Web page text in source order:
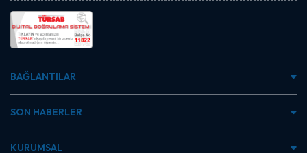
BAĞLANTILAR
SON HABERLER
KURUMSAL